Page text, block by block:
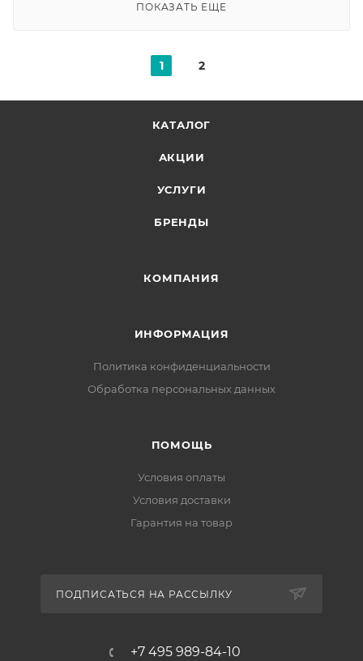
ПОКАЗАТЬ ЕЩЕ
1 2
КАТАЛОГ
АКЦИИ
УСЛУГИ
БРЕНДЫ
КОМПАНИЯ
ИНФОРМАЦИЯ
Политика конфиденциальности
Обработка персональных данных
ПОМОЩЬ
Условия оплаты
Условия доставки
Гарантия на товар
ПОДПИСАТЬСЯ НА РАССЫЛКУ
+7 495 989-84-10